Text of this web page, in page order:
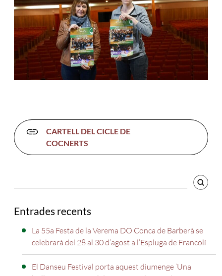
CARTELL DEL CICLE DE
COCNERTS
Cercador
Entrades recents
La 55a Festa de la Verema DO Conca de Barberà se
celebrarà del 28 al 30 d’agost a l’Espluga de Francolí
El Danseu Festival porta aquest diumenge ‘Una